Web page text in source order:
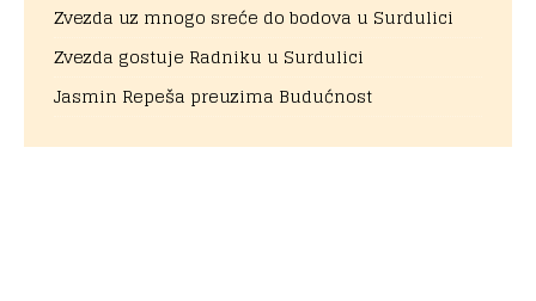
Zvezda uz mnogo sreće do bodova u Surdulici
Zvezda gostuje Radniku u Surdulici
Jasmin Repeša preuzima Budućnost